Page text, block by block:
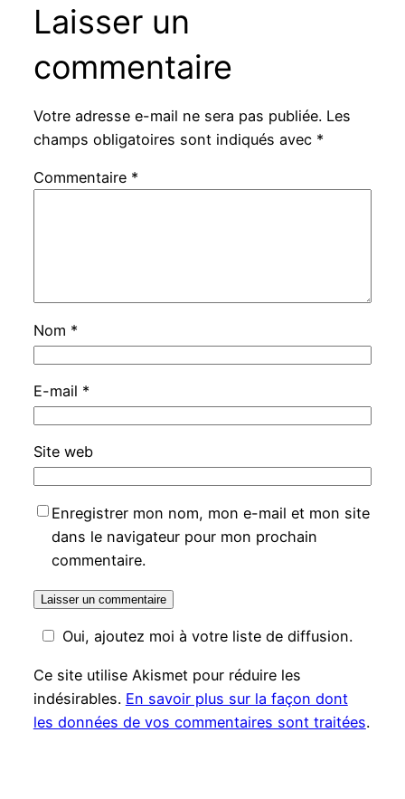
Laisser un
commentaire
Votre adresse e-mail ne sera pas publiée. Les
champs obligatoires sont indiqués avec *
Commentaire *
Nom *
E-mail *
Site web
Enregistrer mon nom, mon e-mail et mon site
dans le navigateur pour mon prochain
commentaire.
Oui, ajoutez moi à votre liste de diffusion.
Ce site utilise Akismet pour réduire les
indésirables. En savoir plus sur la façon dont
les données de vos commentaires sont traitées.